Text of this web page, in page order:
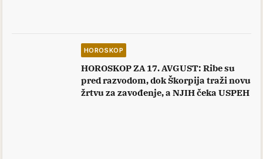
HOROSKOP
HOROSKOP ZA 17. AVGUST: Ribe su
pred razvodom, dok Škorpija traži novu
žrtvu za zavođenje, a NJIH čeka USPEH